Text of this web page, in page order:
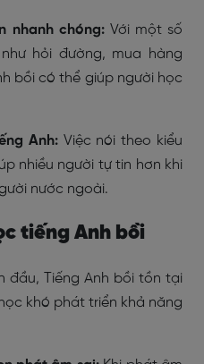
nhanh chóng:Với một số
hỏi đường, mua hàng
bồi có thể giúp người học
Anh:Việc nói theo kiểu
nhiều người tự tin hơn khi
nước ngoài.
tiếng Anh bồi
đầu, Tiếng Anh bồi tồn tại
khó phát triển khả năng